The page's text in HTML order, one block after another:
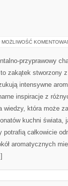
MOŻLIWOŚĆ
przyprawowy
zakątek stworzony
intensywne
inspiracje z
wiedzy, która może
kuchni świata,
całkowicie
aromatycznych